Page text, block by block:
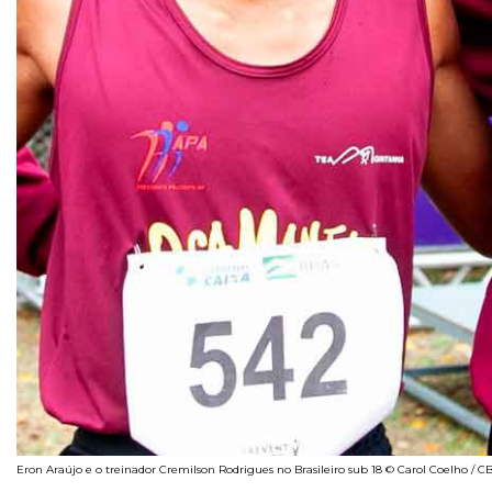
Eron Araújo e o treinador Cremilson Rodrigues no Brasileiro sub 18 © Carol Coelho /